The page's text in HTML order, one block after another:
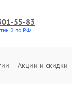
55-83
по РФ
Акции и скидки